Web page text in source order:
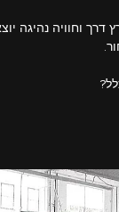
דרך וחוויה נהיגה